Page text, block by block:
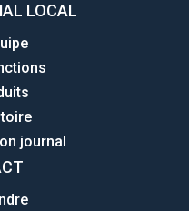
LOCAL
journal